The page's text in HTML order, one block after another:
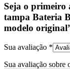
Seja o primeiro
tampa Bateria
modelo
Sua avaliação *
Sua avaliação sobre